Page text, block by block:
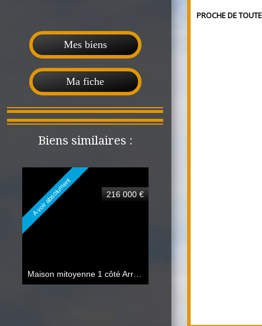
Mes biens
Ma fiche
Biens similaires :
A voir absolument 216 000 €
Maison mitoyenne 1 côté Arras
PROCHE DE